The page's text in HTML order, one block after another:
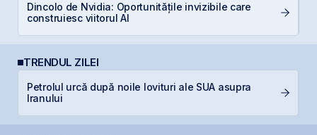
Dincolo de Nvidia: Oportunitățile invizibile care
construiesc viitorul AI
TRENDUL ZILEI
Petrolul urcă după noile lovituri ale SUA asupra
Iranului